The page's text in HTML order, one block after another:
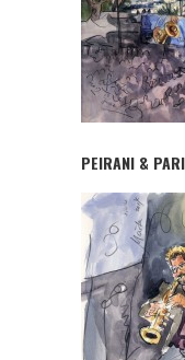
PEIRANI &